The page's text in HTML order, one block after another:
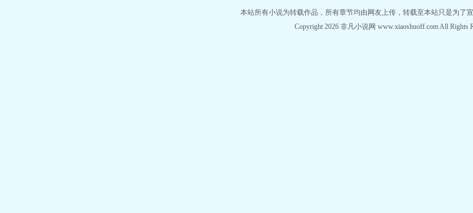
本站所有小说为转载作品，所有章节均由网友上传，转载至本站只是为了
Copyright 2026 非凡小说网 www.xiaoshuoff.com All Rights